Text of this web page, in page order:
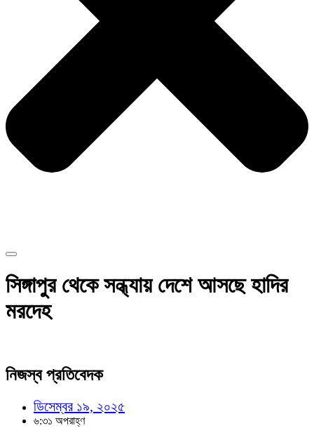
সিঙ্গাপুর থেকে সন্ধ্যায় দেশে আসছে হাদির
মরদেহ
নিজস্ব প্রতিবেদক
ডিসেম্বর ১৯, ২০২৫
৬:৩১ অপরাহ্ণ